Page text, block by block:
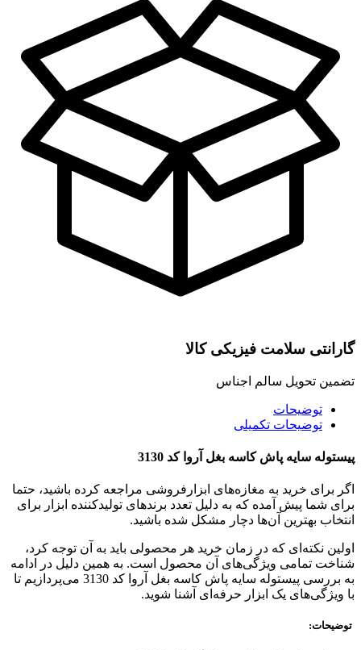
گارانتی سلامت فیزیکی کالا
تضمین تحویل سالم اجناس
توضیحات
توضیحات تکمیلی
پیستوله سایه پاش کاسه بغل آروا کد 3130
اگر برای خرید به مغازه‌های ابزارفروشی مراجعه کرده باشید، حتما
برای شما پیش آمده که به دلیل تعدد برندهای تولیدکننده ابزار برای
انتخاب بهترین آن‌ها دچار مشکل شده باشید.
اولین نکته‌ای که در زمان خرید هر محصولی باید به آن توجه کرد،
شناخت تمامی ویژگی‌های آن محصول است. به همین دلیل در ادامه
به بررسی پیستوله سایه پاش کاسه بغل آروا کد 3130 می‌پردازیم تا
با ویژگی‌های یک ابزار حرفه‌ای آشنا شوید.
توضیحات: